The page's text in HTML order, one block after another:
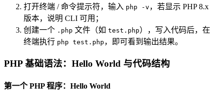
打开终端 / 命令提示符，输入 php -v ，若显示 PHP 8.x
版本，说明 CLI 可用；
创建一个 .php 文件（如 test.php），写入代码后，在
终端执行 php test.php ，即可看到输出结果。
PHP 基础语法：Hello World 与代码结构
第一个 PHP 程序：Hello World